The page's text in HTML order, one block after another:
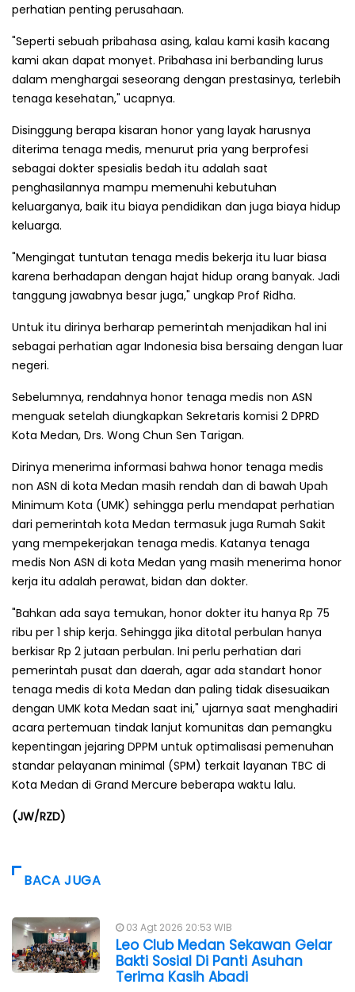
perhatian penting perusahaan.
"Seperti sebuah pribahasa asing, kalau kami kasih kacang
kami akan dapat monyet. Pribahasa ini berbanding lurus
dalam menghargai seseorang dengan prestasinya, terlebih
tenaga kesehatan," ucapnya.
Disinggung berapa kisaran honor yang layak harusnya
diterima tenaga medis, menurut pria yang berprofesi
sebagai dokter spesialis bedah itu adalah saat
penghasilannya mampu memenuhi kebutuhan
keluarganya, baik itu biaya pendidikan dan juga biaya hidup
keluarga.
"Mengingat tuntutan tenaga medis bekerja itu luar biasa
karena berhadapan dengan hajat hidup orang banyak. Jadi
tanggung jawabnya besar juga," ungkap Prof Ridha.
Untuk itu dirinya berharap pemerintah menjadikan hal ini
sebagai perhatian agar Indonesia bisa bersaing dengan luar
negeri.
Sebelumnya, rendahnya honor tenaga medis non ASN
menguak setelah diungkapkan Sekretaris komisi 2 DPRD
Kota Medan, Drs. Wong Chun Sen Tarigan.
Dirinya menerima informasi bahwa honor tenaga medis
non ASN di kota Medan masih rendah dan di bawah Upah
Minimum Kota (UMK) sehingga perlu mendapat perhatian
dari pemerintah kota Medan termasuk juga Rumah Sakit
yang mempekerjakan tenaga medis. Katanya tenaga
medis Non ASN di kota Medan yang masih menerima honor
kerja itu adalah perawat, bidan dan dokter.
"Bahkan ada saya temukan, honor dokter itu hanya Rp 75
ribu per 1 ship kerja. Sehingga jika ditotal perbulan hanya
berkisar Rp 2 jutaan perbulan. Ini perlu perhatian dari
pemerintah pusat dan daerah, agar ada standart honor
tenaga medis di kota Medan dan paling tidak disesuaikan
dengan UMK kota Medan saat ini," ujarnya saat menghadiri
acara pertemuan tindak lanjut komunitas dan pemangku
kepentingan jejaring DPPM untuk optimalisasi pemenuhan
standar pelayanan minimal (SPM) terkait layanan TBC di
Kota Medan di Grand Mercure beberapa waktu lalu.
(JW/RZD)
BACA JUGA
03 Agt 2026 20:53 WIB
Leo Club Medan Sekawan Gelar
Bakti Sosial Di Panti Asuhan
Terima Kasih Abadi